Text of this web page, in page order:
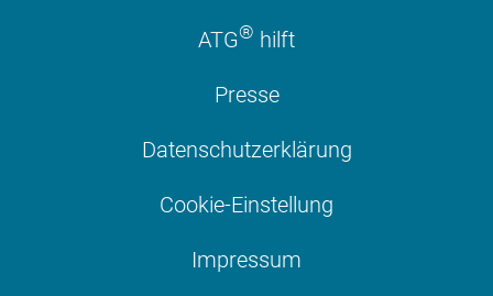
ATG® hilft
Presse
Datenschutzerklärung
Cookie-Einstellung
Impressum